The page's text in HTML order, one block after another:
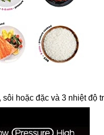
hoặc đặc và 3 nhiệt độ